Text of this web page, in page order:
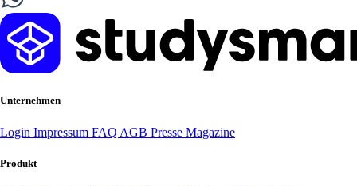
Unternehmen
Login Impressum FAQ AGB Presse Magazine
Produkt